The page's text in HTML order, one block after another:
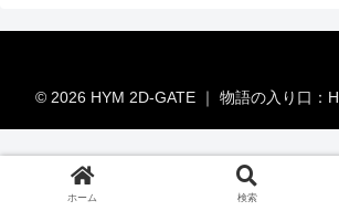
© 2026 HYM 2D-GATE ｜ 物語の入り口：
ホーム 検索